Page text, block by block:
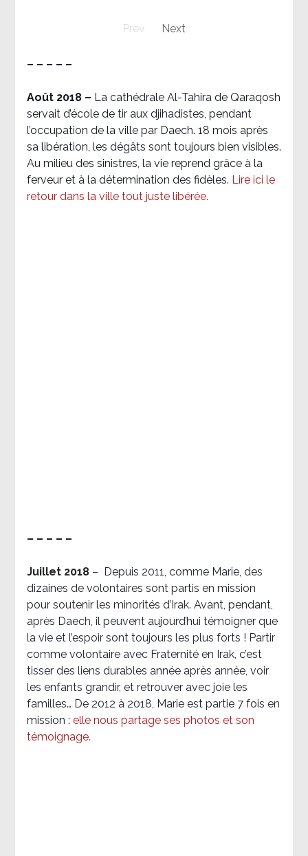
Prev Next
– – – – –
Août 2018 – La cathédrale Al-Tahira de Qaraqosh
servait d’école de tir aux djihadistes, pendant
l’occupation de la ville par Daech. 18 mois après
sa libération, les dégâts sont toujours bien visibles.
Au milieu des sinistres, la vie reprend grâce à la
ferveur et à la détermination des fidèles. Lire ici le
retour dans la ville tout juste libérée.
– – – – –
Juillet 2018 –
Depuis 2011, comme Marie, des
dizaines de volontaires sont partis en mission
pour soutenir les minorités d’Irak. Avant, pendant,
après Daech, il peuvent aujourd’hui témoigner que
la vie et l’espoir sont toujours les plus forts ! Partir
comme volontaire avec Fraternité en Irak, c’est
tisser des liens durables année après année, voir
les enfants grandir, et retrouver avec joie les
familles… De 2012 à 2018, Marie est partie 7 fois en
mission : elle nous partage ses photos et son
témoignage.